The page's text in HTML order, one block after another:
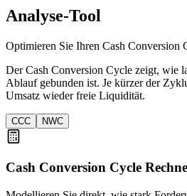
Analyse-Tool
Optimieren Sie Ihren Cash Conversion
Der Cash Conversion Cycle zeigt, wie
Ablauf gebunden ist. Je kürzer der
Umsatz wieder freie Liquidität.
CCC NWC
Cash Conversion Cycle